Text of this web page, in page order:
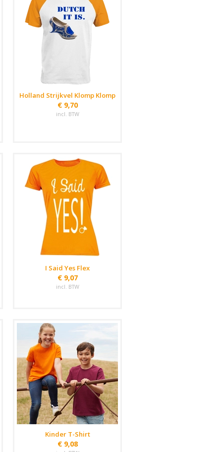
Holland Strijkvel Klomp Klomp
€ 9,70
incl. BTW
I Said Yes Flex
€ 9,07
incl. BTW
Kinder T-Shirt
€ 9,08